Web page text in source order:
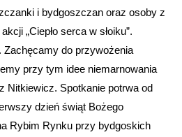
i bydgoszczan oraz osoby z
„Ciepło serca w słoiku”.
do przywożenia
przy tym idee niemarnowania
Nitkiewicz. Spotkanie potrwa od
dzień świąt Bożego
Rybim Rynku przy bydgoskich